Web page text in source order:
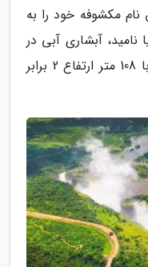
نام مکشوفه خود را به
نامید، آبشاری آبی در
دل سیاهی قاره افریقا. آبشاری که با 108 متر ارتفاع 2 برابر